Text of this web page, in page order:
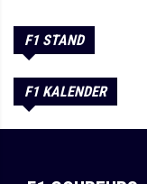
F1 STAND
F1 KALENDER